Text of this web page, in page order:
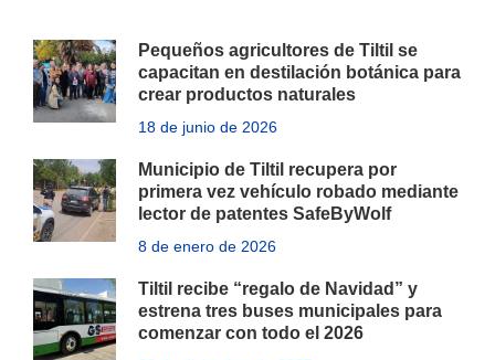
Pequeños agricultores de Tiltil se
capacitan en destilación botánica para
crear productos naturales
18 de junio de 2026
Municipio de Tiltil recupera por
primera vez vehículo robado mediante
lector de patentes SafeByWolf
8 de enero de 2026
Tiltil recibe “regalo de Navidad” y
estrena tres buses municipales para
comenzar con todo el 2026